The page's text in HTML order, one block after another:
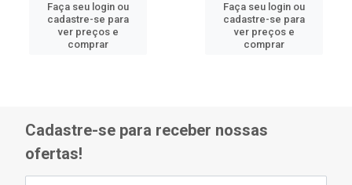
Faça seu login ou
cadastre-se para
ver preços e
comprar
Faça seu login ou
cadastre-se para
ver preços e
comprar
Cadastre-se para receber nossas
ofertas!